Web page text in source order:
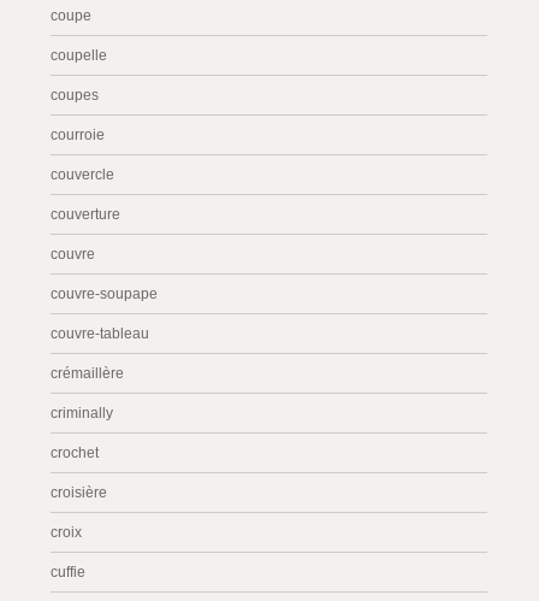
coupe
coupelle
coupes
courroie
couvercle
couverture
couvre
couvre-soupape
couvre-tableau
crémaillère
criminally
crochet
croisière
croix
cuffie